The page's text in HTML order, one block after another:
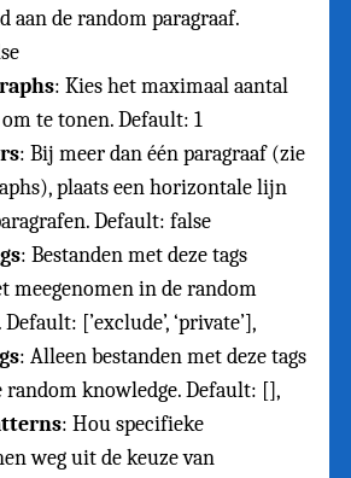
aan de random paragraaf.
: Kies het maximaal aantal
te tonen. Default: 1
: Bij meer dan één paragraaf (zie
plaats een horizontale lijn
Default: false
: Bestanden met deze tags
meegenomen in de random
[’exclude’, ‘private’],
: Alleen bestanden met deze tags
random knowledge. Default: [],
: Hou specifieke
weg uit de keuze van